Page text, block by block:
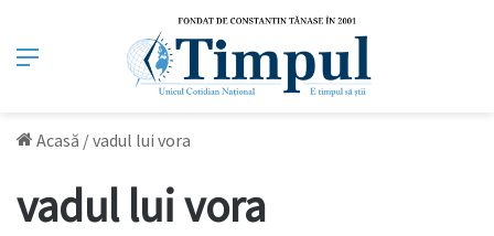
Meniu
Acasă /vadul lui vora
vadul lui vora